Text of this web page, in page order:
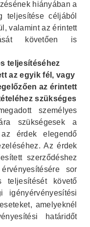
hiányában a
teljesítése céljából
valamint az érintett
követően is
teljesítéséhez
az egyik fél, vagy
az érintett
szükséges
személyes
szükségesek a
érdek elegendő
Az érdek
szerződéshez
sor
követő
amelyeknél
határidőt